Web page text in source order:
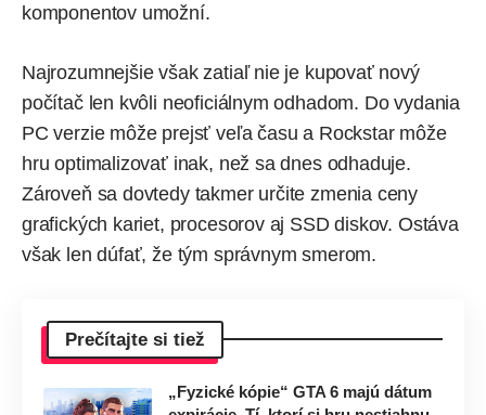
komponentov umožní.
Najrozumnejšie však zatiaľ nie je kupovať nový
počítač len kvôli neoficiálnym odhadom. Do vydania
PC verzie môže prejsť veľa času a Rockstar môže
hru optimalizovať inak, než sa dnes odhaduje.
Zároveň sa dovtedy takmer určite zmenia ceny
grafických kariet, procesorov aj SSD diskov. Ostáva
však len dúfať, že tým správnym smerom.
Prečítajte si tiež
„Fyzické kópie“ GTA 6 majú dátum